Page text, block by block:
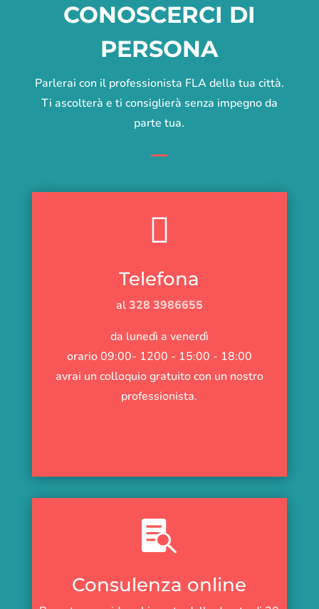
CONOSCERCI DI
PERSONA
Parlerai con il professionista FLA della tua città.
Ti ascolterà e ti consiglierà senza impegno da
parte tua.

Telefona
al328 3986655
da lunedì a venerdì
orario 09:00- 1200 - 15:00 - 18:00
avrai un colloquio gratuito con un nostro
professionista.

Consulenza online